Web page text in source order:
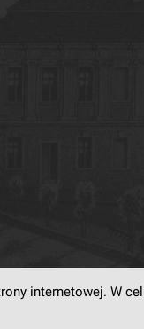
internetowej. W